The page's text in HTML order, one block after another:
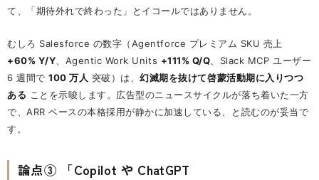
て、「期待外れで終わった」とイコールではありません。
むしろ Salesforce の数字（Agentforce プレミアム SKU 売上
+60% Y/Y 、Agentic Work Units +111% Q/Q 、Slack MCP ユーザー
6 週間で100 万人 突破）は、幻滅期を抜けて啓蒙活動期に入りつつ
ある ことを示唆します。広告型のニュースサイクルが落ち着いた一方
で、ARR ベースの本格採用が静かに加速している、と読むのが妥当で
す。
論点③ 「Copilot や ChatGPT